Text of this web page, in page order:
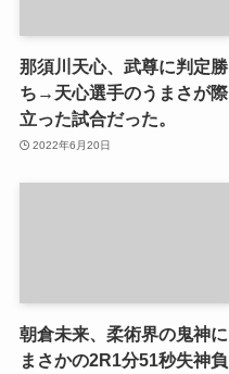
那須川天心、武尊に判定勝
ち→天心選手のうまさが際
立った試合だった。
2022年6月20日
朝倉未来、柔術界の鬼神に
まさかの2R1分51秒失神負